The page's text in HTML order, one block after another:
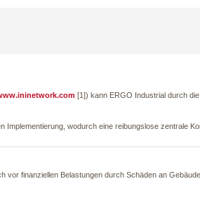
[1]) kann ERGO Industrial durch
wodurch eine reibungslose zentrale
vor finanziellen Belastungen durch Schäden an